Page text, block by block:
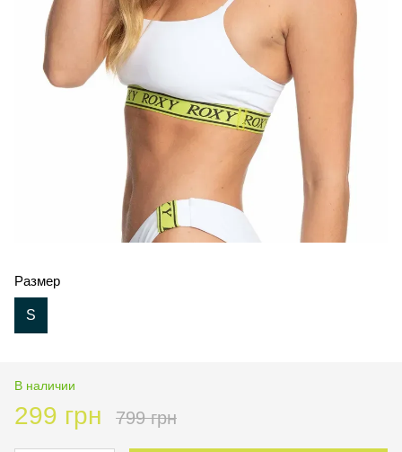
Размер
S
В наличии
299 грн 799 грн